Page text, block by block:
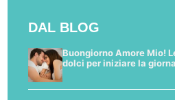
DAL BLOG
Buongiorno Amore Mio!
dolci per iniziare la